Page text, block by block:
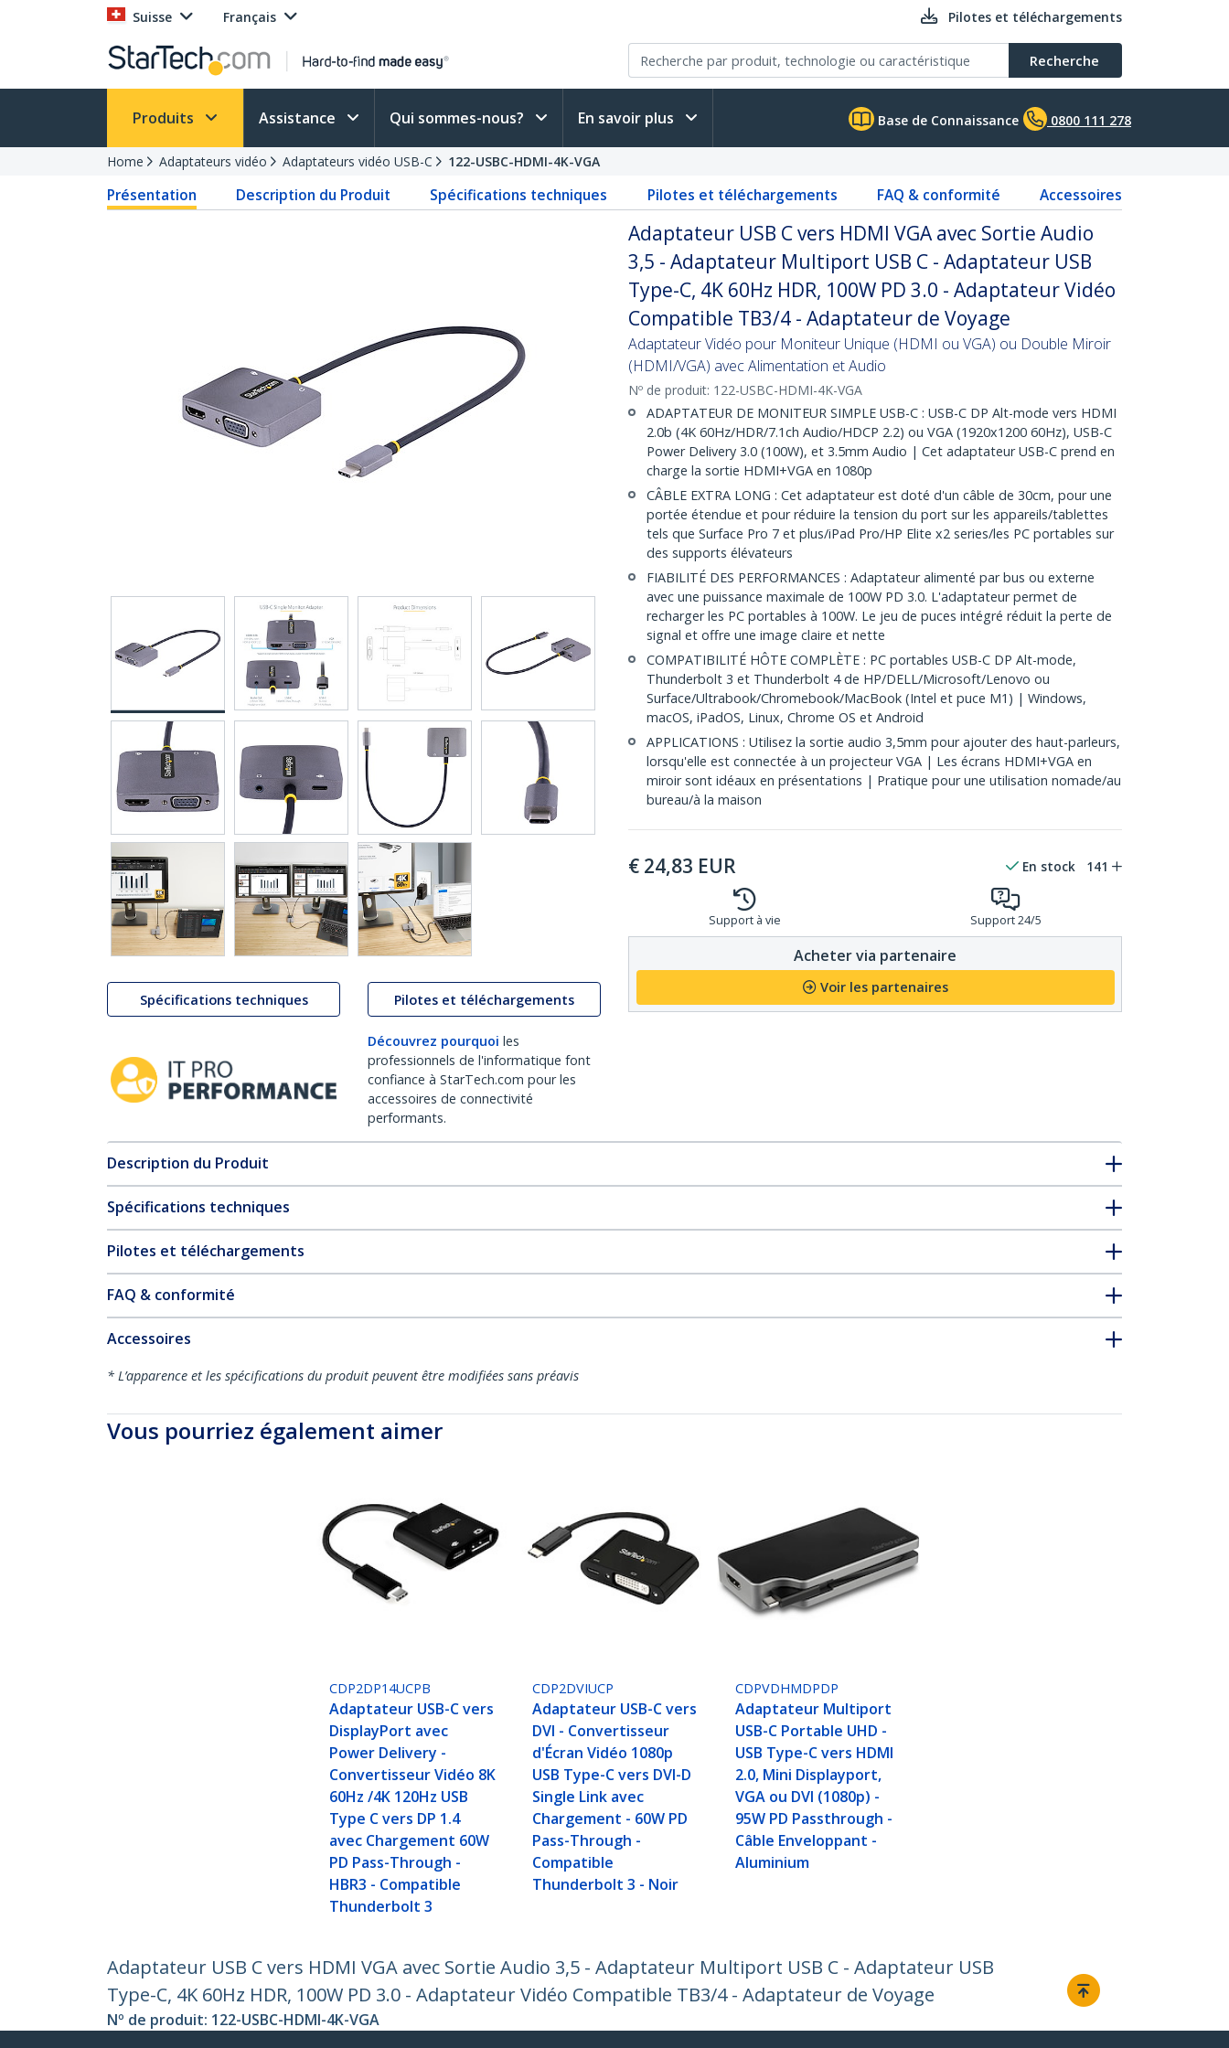
Suisse Français Pilotes et téléchargements
Recherche
Produits Assistance Qui sommes-nous? En savoir plus Base de Connaissance 0800 111 278
Home Adaptateurs vidéo Adaptateurs vidéo USB-C 122-USBC-HDMI-4K-VGA
Présentation Description du Produit Spécifications techniques Pilotes et téléchargements FAQ & conformité Accessoires
Spécifications techniques Pilotes et téléchargements
Découvrez pourquoi les
professionnels de l'informatique font
confiance à StarTech.com pour les
accessoires de connectivité
performants.
Adaptateur USB C vers HDMI VGA avec Sortie Audio
3,5 - Adaptateur Multiport USB C - Adaptateur USB
Type-C, 4K 60Hz HDR, 100W PD 3.0 - Adaptateur Vidéo
Compatible TB3/4 - Adaptateur de Voyage
Adaptateur Vidéo pour Moniteur Unique (HDMI ou VGA) ou Double Miroir
(HDMI/VGA) avec Alimentation et Audio
Nº de produit: 122-USBC-HDMI-4K-VGA
ADAPTATEUR DE MONITEUR SIMPLE USB-C : USB-C DP Alt-mode vers HDMI
2.0b (4K 60Hz/HDR/7.1ch Audio/HDCP 2.2) ou VGA (1920x1200 60Hz), USB-C
Power Delivery 3.0 (100W), et 3.5mm Audio | Cet adaptateur USB-C prend en
charge la sortie HDMI+VGA en 1080p
CÂBLE EXTRA LONG : Cet adaptateur est doté d'un câble de 30cm, pour une
portée étendue et pour réduire la tension du port sur les appareils/tablettes
tels que Surface Pro 7 et plus/iPad Pro/HP Elite x2 series/les PC portables sur
des supports élévateurs
FIABILITÉ DES PERFORMANCES : Adaptateur alimenté par bus ou externe
avec une puissance maximale de 100W PD 3.0. L'adaptateur permet de
recharger les PC portables à 100W. Le jeu de puces intégré réduit la perte de
signal et offre une image claire et nette
COMPATIBILITÉ HÔTE COMPLÈTE : PC portables USB-C DP Alt-mode,
Thunderbolt 3 et Thunderbolt 4 de HP/DELL/Microsoft/Lenovo ou
Surface/Ultrabook/Chromebook/MacBook (Intel et puce M1) | Windows,
macOS, iPadOS, Linux, Chrome OS et Android
APPLICATIONS : Utilisez la sortie audio 3,5mm pour ajouter des haut-parleurs,
lorsqu'elle est connectée à un projecteur VGA | Les écrans HDMI+VGA en
miroir sont idéaux en présentations | Pratique pour une utilisation nomade/au
bureau/à la maison
€ 24,83 EUR En stock 141
Support à vie Support 24/5
Acheter via partenaire
Voir les partenaires
Description du Produit
Spécifications techniques
Pilotes et téléchargements
FAQ & conformité
Accessoires
* L’apparence et les spécifications du produit peuvent être modifiées sans préavis
Vous pourriez également aimer
CDP2DP14UCPB
Adaptateur USB-C vers
DisplayPort avec
Power Delivery -
Convertisseur Vidéo 8K
60Hz /4K 120Hz USB
Type C vers DP 1.4
avec Chargement 60W
PD Pass-Through -
HBR3 - Compatible
Thunderbolt 3
CDP2DVIUCP
Adaptateur USB-C vers
DVI - Convertisseur
d'Écran Vidéo 1080p
USB Type-C vers DVI-D
Single Link avec
Chargement - 60W PD
Pass-Through -
Compatible
Thunderbolt 3 - Noir
CDPVDHMDPDP
Adaptateur Multiport
USB-C Portable UHD -
USB Type-C vers HDMI
2.0, Mini Displayport,
VGA ou DVI (1080p) -
95W PD Passthrough -
Câble Enveloppant -
Aluminium
Adaptateur USB C vers HDMI VGA avec Sortie Audio 3,5 - Adaptateur Multiport USB C - Adaptateur USB
Type-C, 4K 60Hz HDR, 100W PD 3.0 - Adaptateur Vidéo Compatible TB3/4 - Adaptateur de Voyage
Nº de produit: 122-USBC-HDMI-4K-VGA